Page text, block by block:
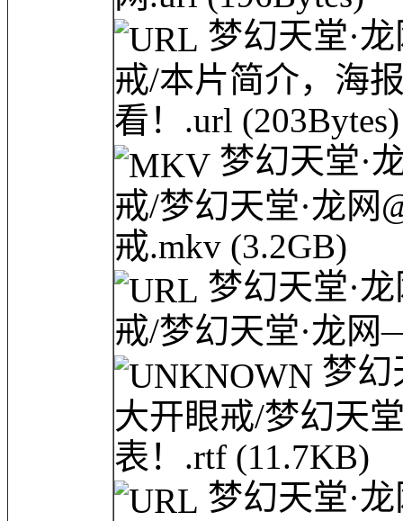
梦幻天堂·
戒/本片简介，海
看！.url (203Bytes)
梦幻天堂·
戒/梦幻天堂·龙网
戒.mkv (3.2GB)
梦幻天堂·
戒/梦幻天堂·龙
梦幻
大开眼戒/梦幻天
表！.rtf (11.7KB)
梦幻天堂·